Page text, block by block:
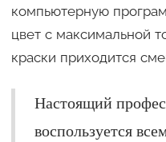
компьютерную
цвет с максимальной
краски приходится
Настоящий
воспользуется